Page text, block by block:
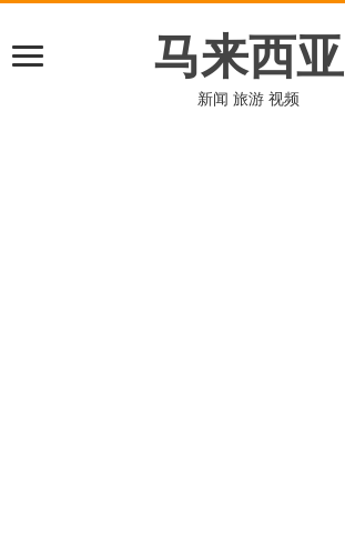
马来西亚
新闻 旅游 视频